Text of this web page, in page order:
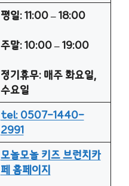
평일: 11:00 – 18:00
주말: 10:00 – 19:00
정기휴무: 매주 화요일,
수요일
tel: 0507-1440-
2991
모놀모놀 키즈 브런치카
페 홈페이지